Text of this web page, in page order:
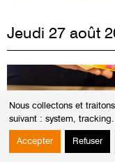
Nous collectons et
suivant : system, tracking.
Accepter Refuser
Jeudi 27 août
© Service éducatif et culturel